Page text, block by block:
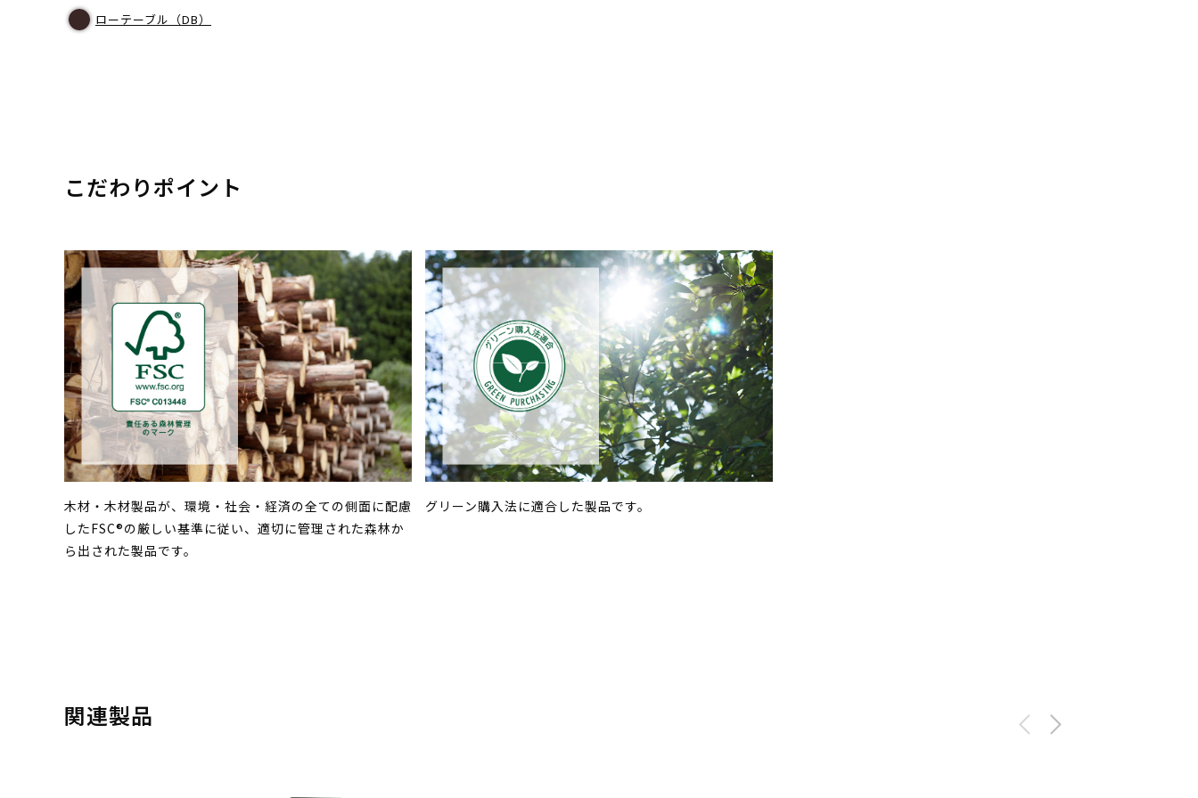
ローテーブル（DB）
こだわりポイント
木材・木材製品が、環境・社会・経済の全ての側面に配慮
したFSC®の厳しい基準に従い、適切に管理された森林か
ら出された製品です。
グリーン購入法に適合した製品です。
関連製品